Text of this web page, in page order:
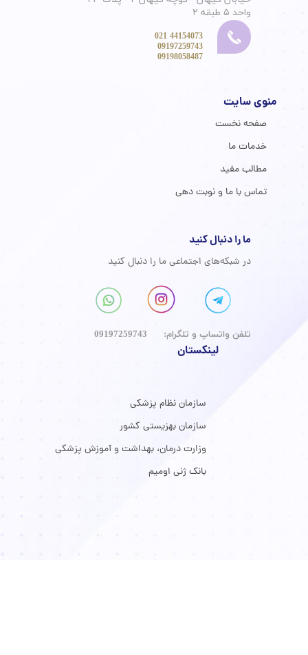
واحد ۵ طبقه ۲
منوی سایت
صفحه نخست
خدمات ما
مطالب مفید
تماس با ما و نوبت دهی
در شبکه‌های اجتماعی ما را دنبال کنید
ما را دنبال کنید
​تلفن واتساپ و تلگرام: 09197259743
لینکستان
سازمان نظام پزشکی
سازمان بهزیستی کشور
وزارت درمان، بهداشت و آموزش پزشکی
بانک ژنی اومیم